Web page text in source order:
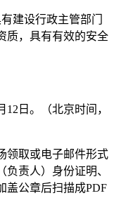
建设行政主管部门
质，具有有效的安全
12 日 。（北京时间，
领取或电子邮件形式
负责人）身份证明、
盖公章后扫描成PDF